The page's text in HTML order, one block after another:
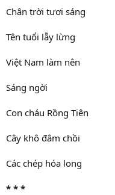
Chân trời tươi sáng
Tên tuổi lẫy lừng
Việt Nam làm nên
Sáng ngời
Con cháu Rồng Tiên
Cây khô đâm chồi
Các chép hóa long
* * *